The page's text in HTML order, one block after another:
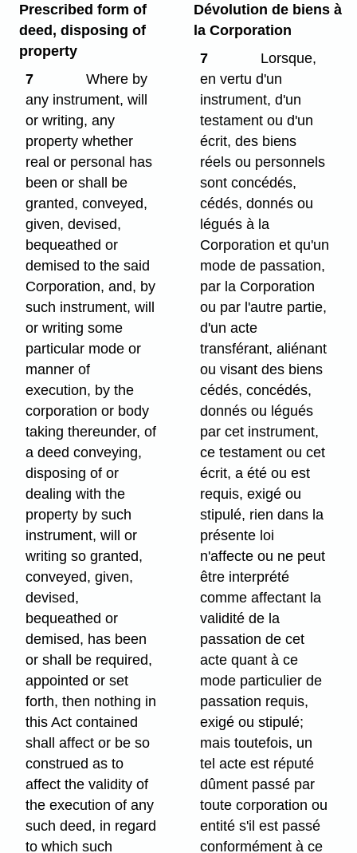
Prescribed form of
deed, disposing of
property
7
Where by
any instrument, will
or writing, any
property whether
real or personal has
been or shall be
granted, conveyed,
given, devised,
bequeathed or
demised to the said
Corporation, and, by
such instrument, will
or writing some
particular mode or
manner of
execution, by the
corporation or body
taking thereunder, of
a deed conveying,
disposing of or
dealing with the
property by such
instrument, will or
writing so granted,
conveyed, given,
devised,
bequeathed or
demised, has been
or shall be required,
appointed or set
forth, then nothing in
this Act contained
shall affect or be so
construed as to
affect the validity of
the execution of any
such deed, in regard
to which such
Dévolution de biens à
la Corporation
7
Lorsque,
en vertu d'un
instrument, d'un
testament ou d'un
écrit, des biens
réels ou personnels
sont concédés,
cédés, donnés ou
légués à la
Corporation et qu'un
mode de passation,
par la Corporation
ou par l'autre partie,
d'un acte
transférant, aliénant
ou visant des biens
cédés, concédés,
donnés ou légués
par cet instrument,
ce testament ou cet
écrit, a été ou est
requis, exigé ou
stipulé, rien dans la
présente loi
n'affecte ou ne peut
être interprété
comme affectant la
validité de la
passation de cet
acte quant à ce
mode particulier de
passation requis,
exigé ou stipulé;
mais toutefois, un
tel acte est réputé
dûment passé par
toute corporation ou
entité s'il est passé
conformément à ce